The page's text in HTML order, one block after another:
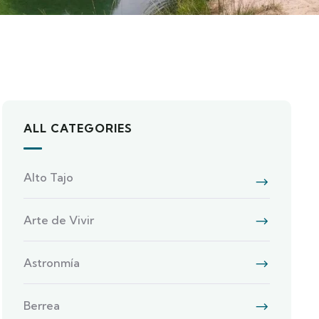
ALL CATEGORIES
Alto Tajo
Arte de Vivir
Astronmía
Berrea